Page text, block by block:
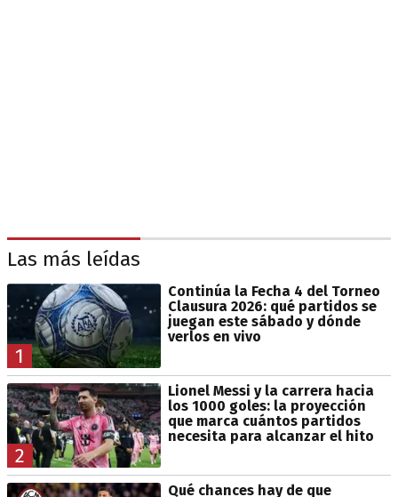
Las más leídas
1
Continúa la Fecha 4 del Torneo
Clausura 2026: qué partidos se
juegan este sábado y dónde
verlos en vivo
2
Lionel Messi y la carrera hacia
los 1000 goles: la proyección
que marca cuántos partidos
necesita para alcanzar el hito
Qué chances hay de que